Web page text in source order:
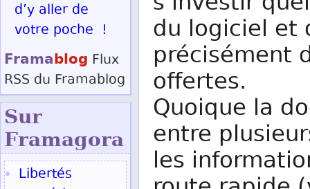
du logiciel et
précisément
offertes.
Quoique la
entre
les
d’y aller de
votre poche !
Framablog Flux
RSS du Framablog
Sur
Framagora
Libertés